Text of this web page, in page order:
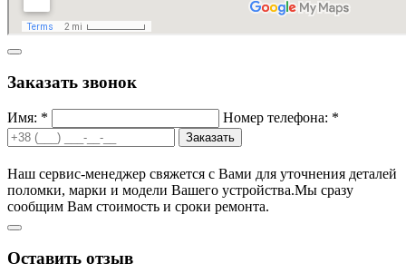
Заказать звонок
Имя: * Номер телефона: *
Заказать
Наш сервис-менеджер свяжется с Вами для уточнения деталей
поломки, марки и модели Вашего устройства.Мы сразу
сообщим Вам стоимость и сроки ремонта.
Оставить отзыв